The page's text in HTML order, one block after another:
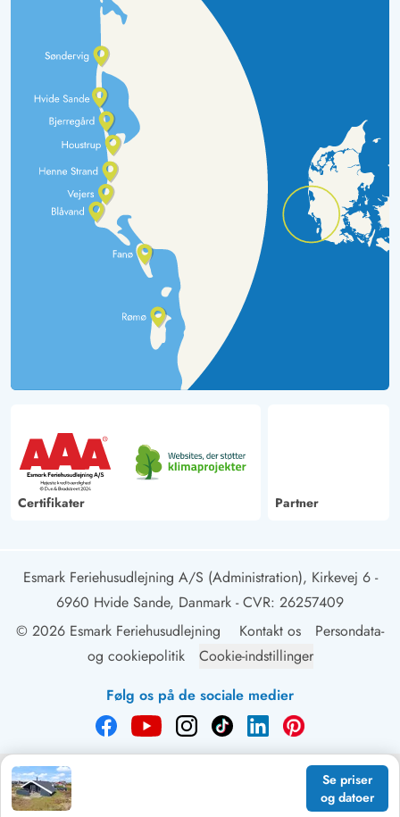
Se priser
og datoer
Certifikater Partner
Esmark Feriehusudlejning A/S (Administration), Kirkevej 6 -
6960 Hvide Sande, Danmark - CVR: 26257409
© 2026 Esmark Feriehusudlejning
Kontakt os
Persondata-
og cookiepolitik
Cookie-indstillinger
Følg os på de sociale medier